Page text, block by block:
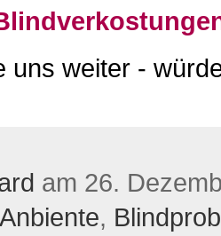
uns weiter -
am 26.
Anbiente,